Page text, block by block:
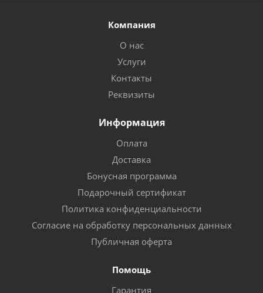
Компания
О нас
Услуги
Контакты
Реквизиты
Информация
Оплата
Доставка
Бонусная программа
Подарочный сертификат
Политика конфиденциальности
Согласие на обработку персональных данных
Публичная оферта
Помощь
Гарантия